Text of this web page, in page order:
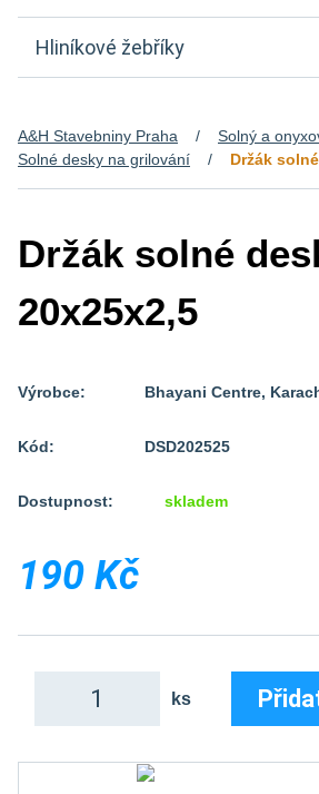
A&H Stavebniny Praha
Solný a
Solné desky na grilování
Držák
Držák solné
20x25x2,5
Výrobce: Bhayani Centre,
Kód: DSD202525
Dostupnost: skladem
190 Kč
ks
Hliníkové žebříky